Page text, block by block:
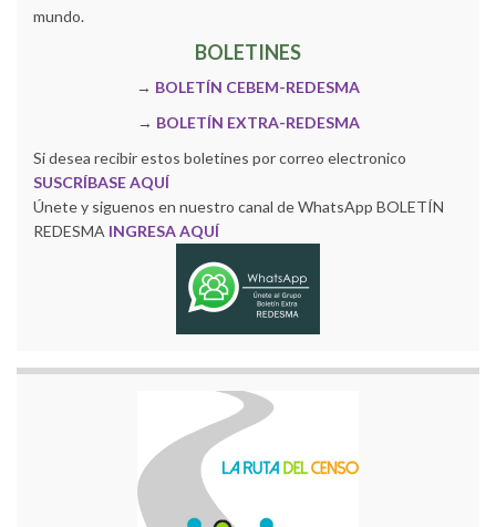
mundo.
BOLETINES
→ BOLETÍN CEBEM-REDESMA
→ BOLETÍN EXTRA-REDESMA
Si desea recibir estos boletines por correo electronico
SUSCRÍBASE AQUÍ
Únete y siguenos en nuestro canal de WhatsApp BOLETÍN
REDESMA INGRESA AQUÍ